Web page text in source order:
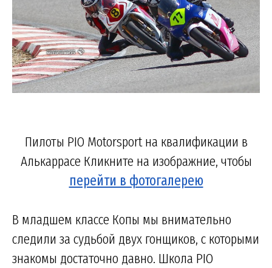
Пилоты PIO Motorsport на квалификации в
Алькаррасе Кликните на изображние, чтобы
перейти в фотогалерею
В младшем классе Копы мы внимательно
следили за судьбой двух гонщиков, с которыми
знакомы достаточно давно. Школа PIO